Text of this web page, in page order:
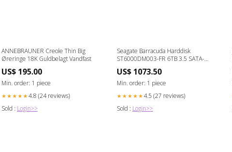
ANNEBRAUNER Creole Thin Big
Øreringe 18K Guldbelagt Vandfast
US$ 195.00
Min. order: 1 piece
★★★★★4.8 (24 reviews)
Sold : Login>>
Seagate Barracuda Harddisk
ST6000DM003-FR 6TB 3.5 SATA-
Powerlink Kabel
US$ 1073.50
Min. order: 1 piece
★★★★★4.5 (27 reviews)
Sold : Login>>